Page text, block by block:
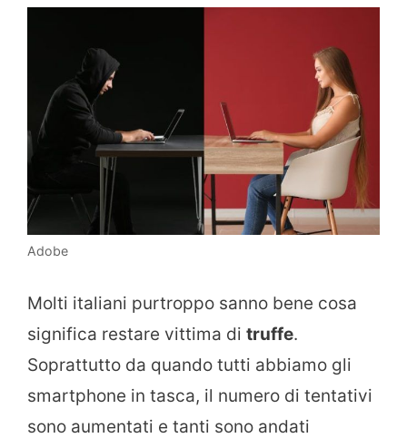
Adobe
Molti italiani purtroppo sanno bene cosa
significa restare vittima di truffe.
Soprattutto da quando tutti abbiamo gli
smartphone in tasca, il numero di tentativi
sono aumentati e tanti sono andati